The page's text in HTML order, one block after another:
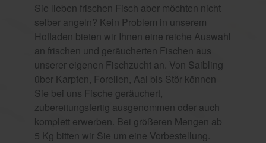
Sie lieben frischen Fisch aber möchten nicht
selber angeln? Kein Problem in unserem
Hofladen bieten wir Ihnen eine reiche Auswahl
an frischen und geräucherten Fischen aus
unserer eigenen Fischzucht an. Von Saibling
über Karpfen, Forellen, Aal bis Stör können
Sie bei uns Fische geräuchert,
zubereitungsfertig ausgenommen oder auch
komplett erwerben. Bei größeren Mengen ab
5 Kg bitten wir Sie um eine Vorbestellung.